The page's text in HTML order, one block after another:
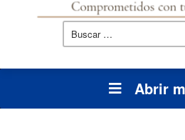
Buscar:
Abrir